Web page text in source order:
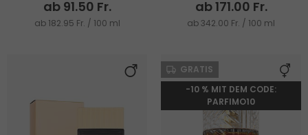
ab 91.50 Fr.
ab 182.95 Fr. / 100 ml
ab 171.00 Fr.
ab 342.00 Fr. / 100 ml
GRATIS
-10 % MIT DEM CODE:
PARFIMO10